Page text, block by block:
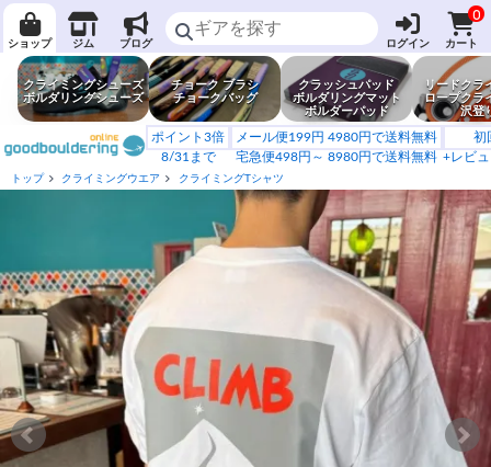
ショップ ジム ブログ ログイン
0
カート
クライミングシューズ
ボルダリングシューズ
チョーク ブラシ
チョークバッグ
クラッシュパッド
ボルダリングマット
ボルダーパッド
リードクラ
ロープクラ
沢登
ポイント3倍
8/31まで
メール便199円 4980円で送料無料
宅急便498円～ 8980円で送料無料
初
+レビ
トップ クライミングウエア クライミングTシャツ